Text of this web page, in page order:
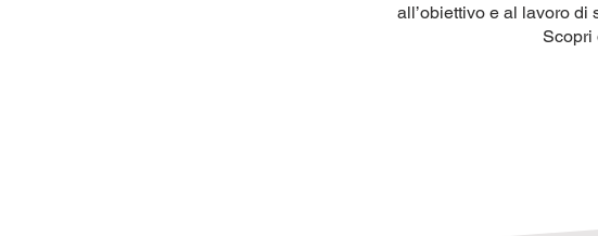
all’obiettivo e al lavoro
Scopri